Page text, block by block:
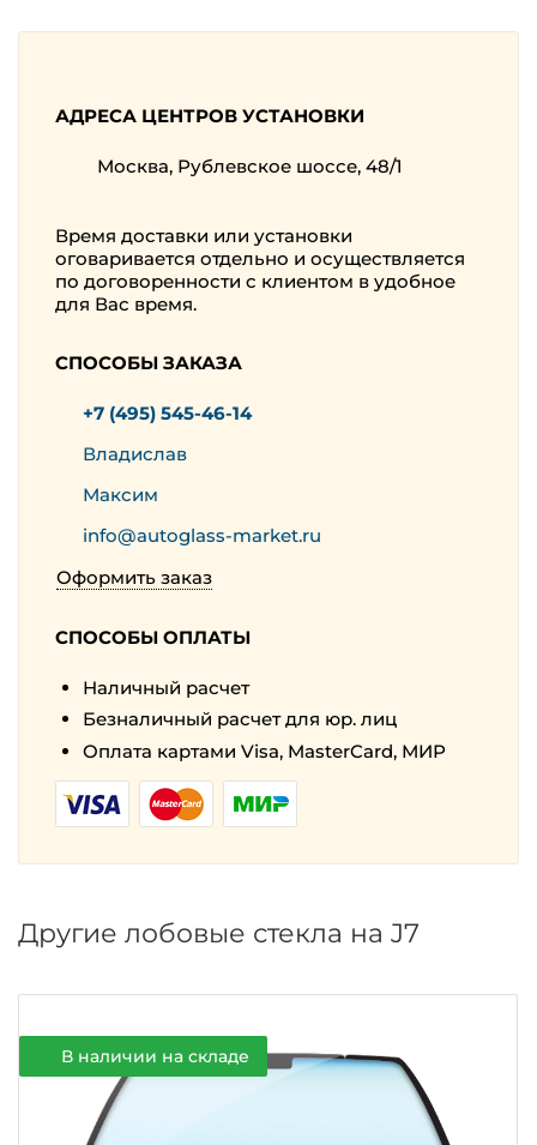
АДРЕСА ЦЕНТРОВ УСТАНОВКИ
Москва, Рублевское шоссе, 48/1
Время доставки или установки
оговаривается отдельно и осуществляется
по договоренности с клиентом в удобное
для Вас время.
СПОСОБЫ ЗАКАЗА
+7 (495) 545-46-14
Владислав
Максим
info@autoglass-market.ru
Оформить заказ
СПОСОБЫ ОПЛАТЫ
Наличный расчет
Безналичный расчет для юр. лиц
Оплата картами Visa, MasterCard, МИР
Другие лобовые стекла на J7
В наличии на складе